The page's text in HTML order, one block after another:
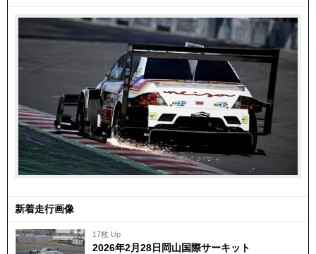
新着走行画像
17枚 Up
2026年2月28日岡山国際サーキット